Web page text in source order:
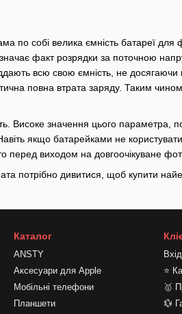
по собі велика ємність батареї
факт розрядки за поточною
всю свою ємність, не
повна втрата заряду. Таким
Високе значення цього
якщо батарейками не
виходом на довгоочікуване
потрібно дивитися, щоб купити
Каталог
ANSTY
Аксесуари для Apple
Мобільні телефони
Планшети
⭐
🥇
💱